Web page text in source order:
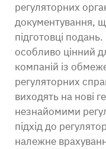
регуляторних
документування,
підготовці
особливо цінний
компаній із
регуляторних
виходять на нові
незнайомими
підхід до
належне